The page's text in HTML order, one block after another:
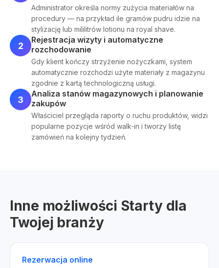
Administrator określa normy zużycia materiałów na
procedury — na przykład ile gramów pudru idzie na
stylizację lub mililitrów lotionu na royal shave.
2
Rejestracja wizyty i automatyczne
rozchodowanie
Gdy klient kończy strzyżenie nożyczkami, system
automatycznie rozchodzi użyte materiały z magazynu
zgodnie z kartą technologiczną usługi.
3
Analiza stanów magazynowych i planowanie
zakupów
Właściciel przegląda raporty o ruchu produktów, widzi
popularne pozycje wśród walk-in i tworzy listę
zamówień na kolejny tydzień.
Inne możliwości Starty dla
Twojej branży
Rezerwacja online